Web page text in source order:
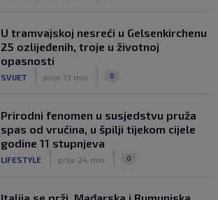
U tramvajskoj nesreći u Gelsenkirchenu
25 ozlijeđenih, troje u životnoj
opasnosti
SVIJET prije 13 min 0
Prirodni fenomen u susjedstvu pruža
spas od vrućina, u špilji tijekom cijele
godine 11 stupnjeva
LIFESTYLE prije 24 min 0